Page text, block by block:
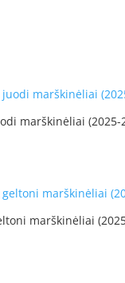
marškinėliai (2025-
marškinėliai